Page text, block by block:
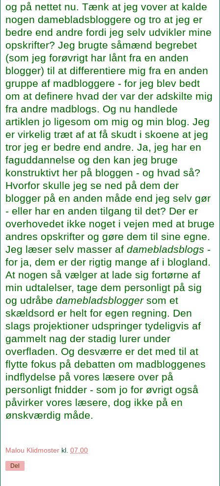
og på nettet nu. Tænk at jeg vover at kalde
nogen damebladsbloggere og tro at jeg er
bedre end andre fordi jeg selv udvikler mine
opskrifter? Jeg brugte såmænd begrebet
(som jeg forøvrigt har lånt fra en anden
blogger) til at differentiere mig fra en anden
gruppe af madbloggere - for jeg blev bedt
om at definere hvad der var der adskilte mig
fra andre madblogs. Og nu handlede
artiklen jo ligesom om mig og min blog. Jeg
er virkelig træt af at få skudt i skoene at jeg
tror jeg er bedre end andre. Ja, jeg har en
faguddannelse og den kan jeg bruge
konstruktivt her på bloggen - og hvad så?
Hvorfor skulle jeg se ned på dem der
blogger på en anden måde end jeg selv gør
- eller har en anden tilgang til det? Der er
overhovedet ikke noget i vejen med at bruge
andres opskrifter og gøre dem til sine egne.
Jeg læser selv masser af damebladsblogs -
for ja, dem er der rigtig mange af i blogland.
At nogen så vælger at lade sig fortørne af
min udtalelser, tage dem personligt på sig
og udråbe damebladsbloggersom et
skældsord er helt for egen regning. Den
slags projektioner udspringer tydeligvis af
gammelt nag der stadig lurer under
overfladen. Og desværre er det med til at
flytte fokus på debatten om madbloggenes
indflydelse på vores læsere over på
personligt fnidder - som jo for øvrigt også
påvirker vores læsere, dog ikke på en
ønskværdig måde.
Malou Klidmoster kl. 07.00
Del